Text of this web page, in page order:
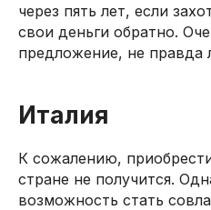
через пять лет, если
свои деньги обратно.
предложение, не правда
Италия
К сожалению,
стране не получится.
возможность стать